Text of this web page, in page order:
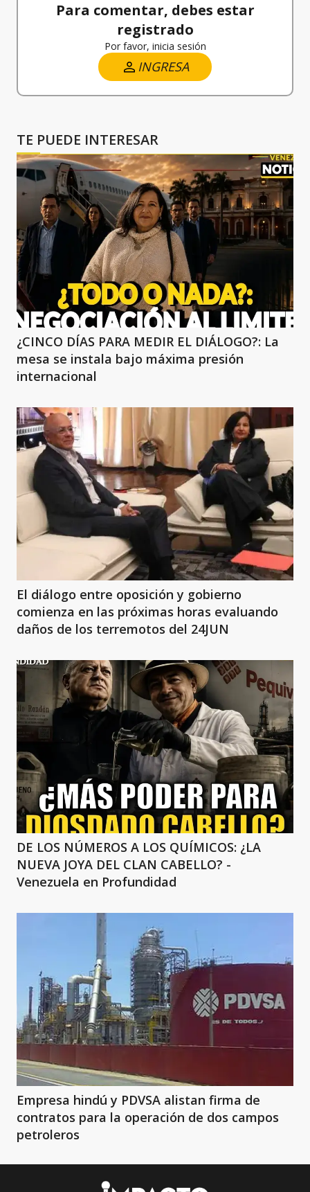
Para comentar, debes estar
registrado
Por favor, inicia sesión
INGRESA
TE PUEDE INTERESAR
¿CINCO DÍAS PARA MEDIR EL DIÁLOGO?: La
mesa se instala bajo máxima presión
internacional
El diálogo entre oposición y gobierno
comienza en las próximas horas evaluando
daños de los terremotos del 24JUN
DE LOS NÚMEROS A LOS QUÍMICOS: ¿LA
NUEVA JOYA DEL CLAN CABELLO? -
Venezuela en Profundidad
Empresa hindú y PDVSA alistan firma de
contratos para la operación de dos campos
petroleros